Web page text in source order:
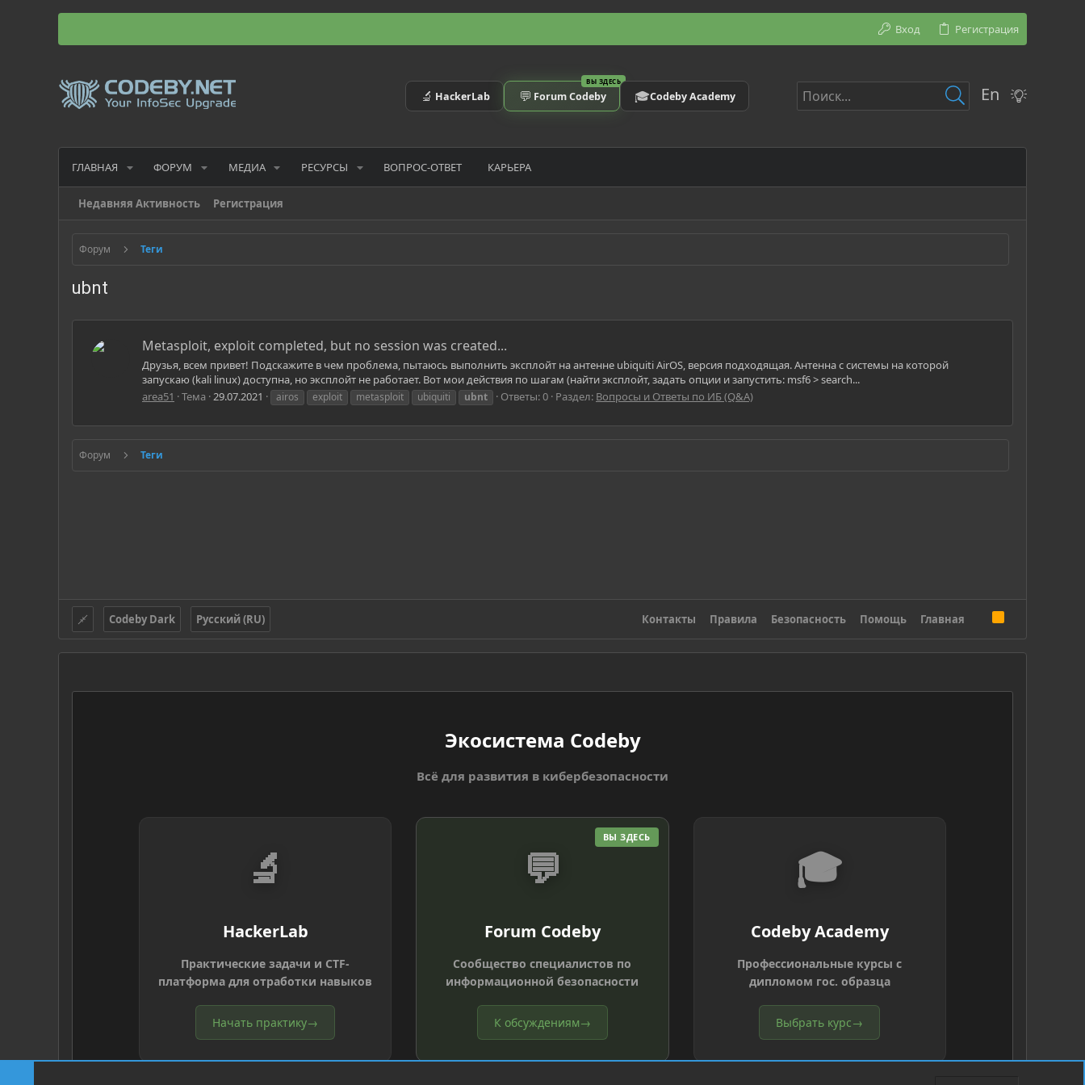
Вход Регистрация
🔬 HackerLab
ВЫ ЗДЕСЬ
💬 Forum Codeby 🎓Codeby Academy En
ГЛАВНАЯ ФОРУМ МЕДИА РЕСУРСЫ ВОПРОС-ОТВЕТ КАРЬЕРА
Недавняя Активность Регистрация
Форум Теги
ubnt
Metasploit, exploit completed, but no session was created...
Друзья, всем привет! Подскажите в чем проблема, пытаюсь выполнить эксплойт на антенне ubiquiti AirOS, версия подходящая. Антенна с системы на которой
запускаю (kali linux) доступна, но эксплойт не работает. Вот мои действия по шагам (найти эксплойт, задать опции и запустить: msf6 > search...
area51
Тема 29.07.2021 airos exploit metasploit ubiquiti ubnt Ответы: 0 Раздел: Вопросы и Ответы по ИБ (Q&A)
Форум Теги
Codeby Dark Русский (RU) Контакты Правила Безопасность Помощь Главная
S
Экосистема Codeby
Всё для развития в кибербезопасности
🔬
HackerLab
Практические задачи и CTF-
платформа для отработки навыков
Начать практику→
ВЫ ЗДЕСЬ
💬
Forum Codeby
Сообщество специалистов по
информационной безопасности
К обсуждениям→
🎓
Codeby Academy
Профессиональные курсы с
дипломом гос. образца
Выбрать курс→